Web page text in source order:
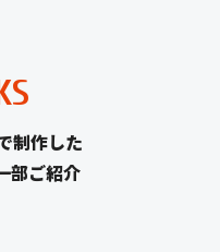
制作した
部ご紹介